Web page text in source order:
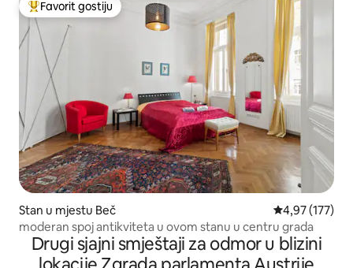
Glavni favorit gostiju
Favorit gostiju
Stan u mjestu Beč prosječna
4,97 (177)
moderan spoj antikviteta u ovom stanu u centru grada
Drugi sjajni smještaji za odmor u blizini